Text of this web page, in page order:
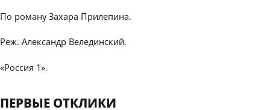
По роману Захара Прилепина.
Реж. Александр Велединский.
«Россия 1».
ПЕРВЫЕ ОТКЛИКИ